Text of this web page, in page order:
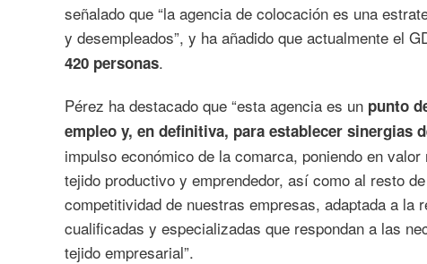
señalado que “la agencia de colocación es una
y desempleados”, y ha añadido que actualmente el
420 personas.
Pérez ha destacado que “esta agencia es un punto
empleo y, en definitiva, para establecer sinergias
impulso económico de la comarca, poniendo en
tejido productivo y emprendedor, así como al resto
competitividad de nuestras empresas, adaptada a la
cualificadas y especializadas que respondan a las
tejido empresarial”.